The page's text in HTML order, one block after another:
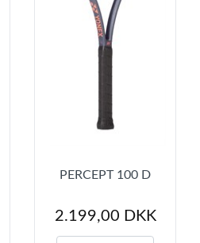
PERCEPT 100 D
2.199,00 DKK